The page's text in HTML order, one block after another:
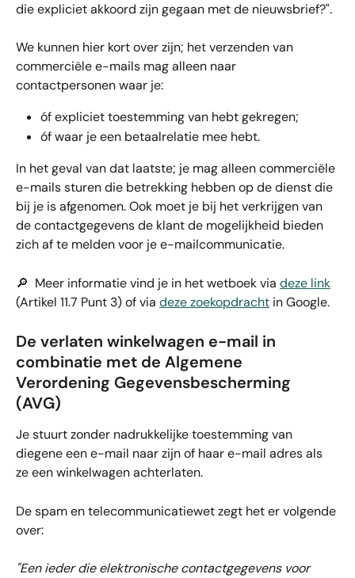
die expliciet akkoord zijn gegaan met de nieuwsbrief?".
We kunnen hier kort over zijn; het verzenden van
commerciële e-mails mag alleen naar
contactpersonen waar je:
óf expliciet toestemming van hebt gekregen;
óf waar je een betaalrelatie mee hebt.
In het geval van dat laatste; je mag alleen commerciële
e-mails sturen die betrekking hebben op de dienst die
bij je is afgenomen. Ook moet je bij het verkrijgen van
de contactgegevens de klant de mogelijkheid bieden
zich af te melden voor je e-mailcommunicatie.
🔎  Meer informatie vind je in het wetboek via deze link
(Artikel 11.7 Punt 3) of via deze zoekopdracht in Google.
De verlaten winkelwagen e-mail in
combinatie met de Algemene
Verordening Gegevensbescherming
(AVG)
Je stuurt zonder nadrukkelijke toestemming van
diegene een e-mail naar zijn of haar e-mail adres als
ze een winkelwagen achterlaten.
De spam en telecommunicatiewet zegt het er volgende
over:
"Een ieder die elektronische contactgegevens voor